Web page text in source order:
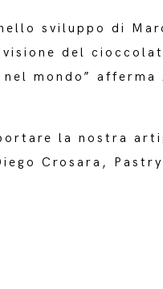
sviluppo di
del
mondo” afferma
la nostra
Crosara,